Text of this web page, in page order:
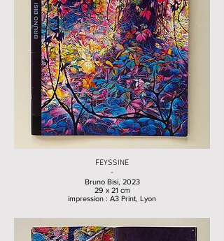
FEYSSINE
-
Bruno Bisi, 2023
29 x 21 cm
impression : A3 Print, Lyon